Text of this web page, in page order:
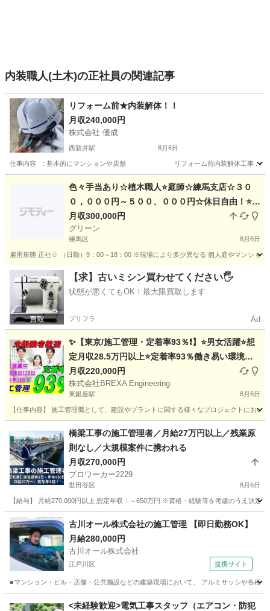
内装職人(土木)の正社員の関連記事
リフォーム前★内装解体！！
月収240,000円
株式会社 優成
西新井駅 8月6日
仕事内容 : 基本的にマンションや店舗 リフォーム前内装解体工事 . (現場
西新井駅 その他 未経験
色々手当あり☆植木職人⭐庭師☆練馬支店☆３０
０，０００円～５００、０００円☆休日自由！⭐女
性も活躍中！１名のみ募集⭐未経験でも可☆造園ス
タッフ☆☆庭師☆造園☆植木屋☆経験者優遇☆
月収300,000円
グリーン
練馬区 8月6日
雇用形態 正社☆ （日勤）9：00～18：00 ※現場により多少異なる 個人庭やマンショ
東京 練馬区 土木 庭師
【求】古いミシン買わせてください🖐️
状態が悪くてもOK！最大限買取します
プリフラ Ad
✨【東京/施工管理・定着率93％❗】⭐男女活躍⭐想
定月収28.5万円以上⭐定着率93％働き易い環境／
未経験者積極採用◎選考１回⭐未経験者でも安心サ
ポート/国家資格が取得できる‼️
月収220,000円
株式会社BREXA Engineering
東銀座駅 8月6日
【仕事内容】 施工管理職として、建設やプラントに関する様々なプロジェクトにお
東銀座駅 施工管理 未経験
橋梁工事の施工管理者／月給27万円以上／残業原
則なし／大規模案件に携われる
月収270,000円
プロワーカー2229
世田谷区 8月6日
【給与】 月給270,000円以上 想定年収：～650万円 ※資格・経験等を考慮のうえ決
東京 世田谷区 施工管理
古川オール株式会社の施工管理 【即日勤務OK】
月給280,000円
古川オール株式会社
江戸川区 提携サイト
■マンション・ビル・店舗・公共施設などの建築現場において、 アルミサッシや各種
鳶職
<未経験歓迎>電気工事スタッフ（エアコン・防犯